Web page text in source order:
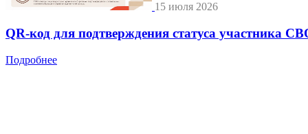
15 июля 2026
QR-код для подтверждения статуса участника
Подробнее